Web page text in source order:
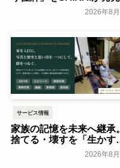
2026年8
サービス情報
家族の記憶を未来へ継承。
捨てる・壊すを「生かす
遺す」に変え、核家族化
よる社会的な孤立の解決糸
2026年8